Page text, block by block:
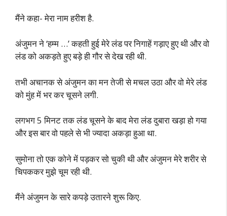
मैंने कहा- मेरा नाम हरीश है.
अंजुमन ने ‘हम्म …’ कहती हुई मेरे लंड पर निगाहें गड़ाए हुए थी और वो
लंड को अकड़ते हुए बड़े ही गौर से देख रही थी.
तभी अचानक से अंजुमन का मन तेजी से मचल उठा और वो मेरे लंड
को मुंह में भर कर चूसने लगी.
लगभग 5 मिनट तक लंड चूसने के बाद मेरा लंड दुबारा खड़ा हो गया
और इस बार वो पहले से भी ज्यादा अकड़ा हुआ था.
सुमोना तो एक कोने में पड़कर सो चुकी थी और अंजुमन मेरे शरीर से
चिपककर मुझे चूम रही थी.
मैंने अंजुमन के सारे कपड़े उतारने शुरू किए.